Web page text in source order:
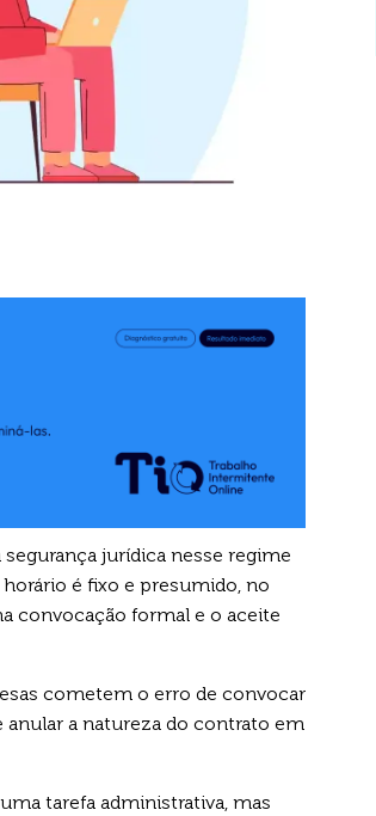
segurança jurídica nesse regime
é fixo e presumido, no
convocação formal e o aceite
cometem o erro de convocar
a natureza do contrato em
tarefa administrativa, mas